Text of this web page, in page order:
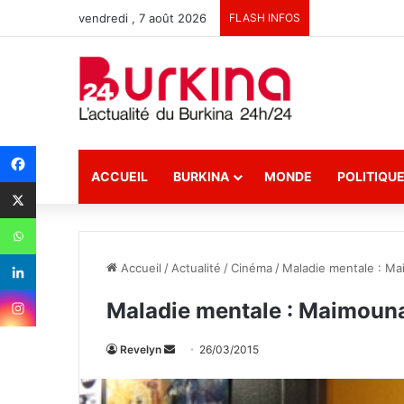
vendredi , 7 août 2026 FLASH INFOS
ACCUEIL BURKINA MONDE POLITIQUE
Accueil / Actualité /Cinéma / Maladie mentale :
Maladie mentale :
Revelyn
v
26/03/2015